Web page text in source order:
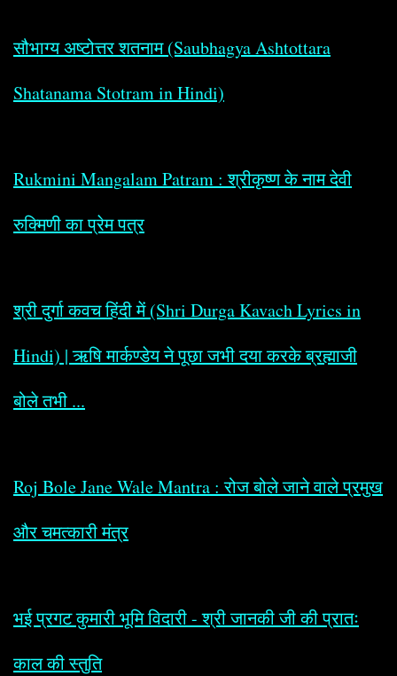
सौभाग्य अष्टोत्तर शतनाम (Saubhagya Ashtottara
Shatanama Stotram in Hindi)
Rukmini Mangalam Patram : श्रीकृष्ण के नाम देवी
रुक्मिणी का प्रेम पत्र
श्री दुर्गा कवच हिंदी में (Shri Durga Kavach Lyrics in
Hindi) | ऋषि मार्कण्डेय ने पूछा जभी दया करके ब्रह्माजी
बोले तभी ...
Roj Bole Jane Wale Mantra : रोज बोले जाने वाले प्रमुख
और चमत्कारी मंत्र
भई प्रगट कुमारी भूमि विदारी - श्री जानकी जी की प्रातः
काल की स्तुति